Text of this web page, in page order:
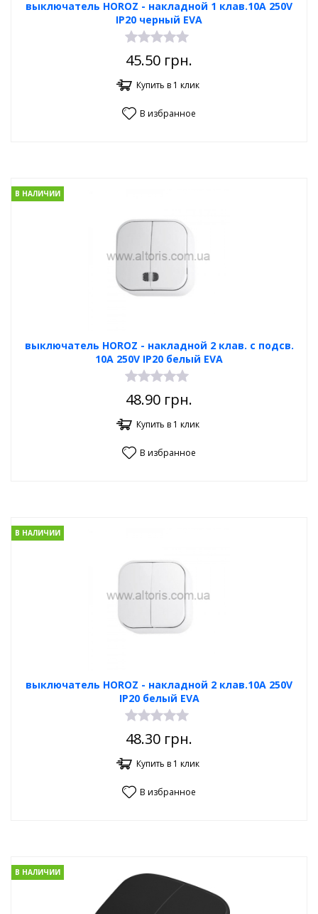
выключатель HOROZ - накладной 1 клав.10А 250V
IP20 черный EVA
45.50 грн.
Купить в 1 клик
В избранное
выключатель HOROZ - накладной 2 клав. с подсв.
10А 250V IP20 белый EVA
В НАЛИЧИИ
48.90 грн.
Купить в 1 клик
В избранное
выключатель HOROZ - накладной 2 клав.10А 250V
IP20 белый EVA
В НАЛИЧИИ
48.30 грн.
Купить в 1 клик
В избранное
В НАЛИЧИИ